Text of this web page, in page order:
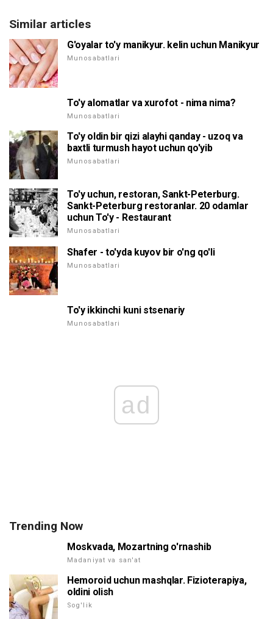
Similar articles
G'oyalar to'y manikyur. kelin uchun Manikyur
Munosabatlari
To'y alomatlar va xurofot - nima nima?
Munosabatlari
To'y oldin bir qizi alayhi qanday - uzoq va
baxtli turmush hayot uchun qo'yib
Munosabatlari
To'y uchun, restoran, Sankt-Peterburg.
Sankt-Peterburg restoranlar. 20 odamlar
uchun To'y - Restaurant
Munosabatlari
Shafer - to'yda kuyov bir o'ng qo'li
Munosabatlari
To'y ikkinchi kuni stsenariy
Munosabatlari
ad
Trending Now
Moskvada, Mozartning o'rnashib
Madaniyat va san'at
Hemoroid uchun mashqlar. Fizioterapiya,
oldini olish
Sog'lik